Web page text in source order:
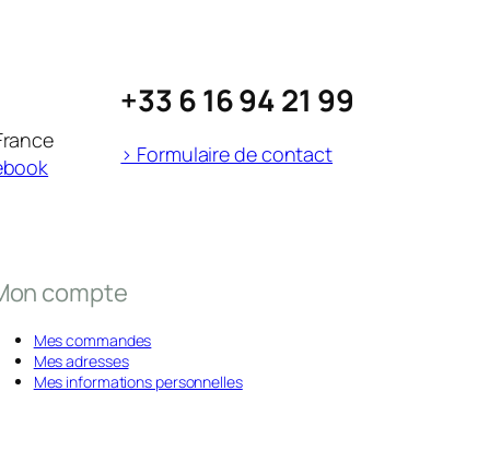
+33 6 16 94 21 99
> Formulaire de contact
compte
Mes commandes
Mes adresses
Mes informations personnelles